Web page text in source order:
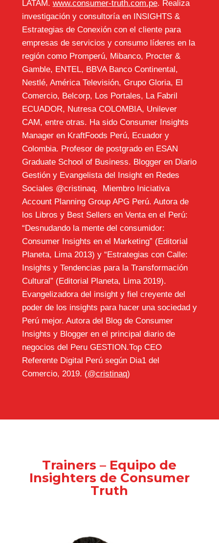
LATAM. www.consumer-truth.com.pe. Realiza
investigación y consultoría en INSIGHTS &
Estrategias de Conexión con el cliente para
empresas de servicios y consumo líderes en la
región como Promperú, Mibanco, Procter &
Gamble, ENTEL, BBVA Banco Continental,
Nestlé, América Televisión, Grupo Gloria, El
Comercio, Belcorp, Los Portales, La Fabril
ECUADOR, Nutresa COLOMBIA, Unilever
CAM, entre otras. Ha sido Consumer Insights
Manager en KraftFoods Perú, Ecuador y
Colombia. Profesor de postgrado en ESAN
Graduate School of Business. Blogger en Diario
Gestión y Evangelista del Insight en Redes
Sociales @cristinaq. Miembro Iniciativa
Account Planning Group APG Perú. Autora de
los Libros y Best Sellers en Venta en el Perú:
“Desnudando la mente del consumidor:
Consumer Insights en el Marketing” (Editorial
Planeta, Lima 2013) y “Estrategias con Calle:
Insights y Tendencias para la Transformación
Cultural” (Editorial Planeta, Lima 2019).
Evangelizadora del insight y fiel creyente del
poder de los insights para hacer una sociedad y
Perú mejor. Autora del Blog de Consumer
Insights y Blogger en el principal diario de
negocios del Peru GESTION.Top CEO
Referente Digital Perú según Dia1 del
Comercio, 2019. (@cristinaq)
Trainers – Equipo de
Insighters de Consumer
Truth